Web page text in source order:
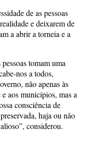
de as pessoas
e deixarem de
a abrir a torneia e a
tomam uma
nos a todos,
não apenas às
aos municípios, mas a
consciência de
haja ou não
considerou.